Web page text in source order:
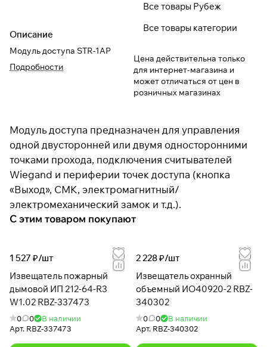
Описание
Модуль доступа STR-1AP
Подробности
Все товары Рубеж
Все товары категории
Цена действительна только
для интернет-магазина и
может отличаться от цен в
розничных магазинах
Модуль доступа предназначен для управления
одной двусторонней или двумя односторонними
точками прохода, подключения считывателей
Wiegand и периферии точек доступа (кнопка
«Выход», СМК, электромагнитный/
электромеханический замок и т.д.).
С этим товаром покупают
1 527 ₽/шт
Извещатель пожарный
дымовой ИП 212-64-R3
W1.02 RBZ-337473
0 0
В наличии
Арт. RBZ-337473
2 228 ₽/шт
Извещатель охранный
объемный ИО40920-2 RBZ-
340302
0 0
В наличии
Арт. RBZ-340302